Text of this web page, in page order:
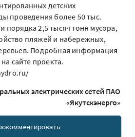
детских
проведения более 50 тыс.
порядка 2,5 тысяч тонн мусора,
пляжей и набережных,
Подробная информация
сайте проекта.
электрических сетей ПАО
«Якутскэнерго»